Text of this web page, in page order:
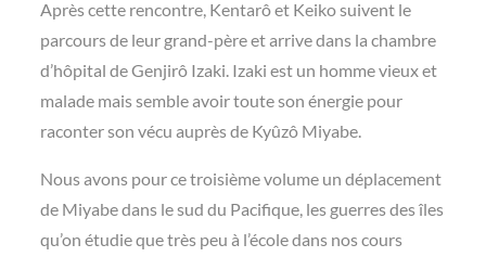
Après cette rencontre, Kentarô et Keiko suivent le
parcours de leur grand-père et arrive dans la chambre
d’hôpital de Genjirô Izaki. Izaki est un homme vieux et
malade mais semble avoir toute son énergie pour
raconter son vécu auprès de Kyûzô Miyabe.
Nous avons pour ce troisième volume un déplacement
de Miyabe dans le sud du Pacifique, les guerres des îles
qu’on étudie que très peu à l’école dans nos cours